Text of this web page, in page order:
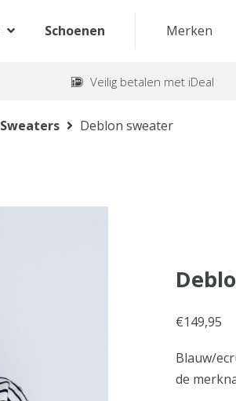
Schoenen Merken
Veilig betalen met iDeal
Sweaters Deblon sweater
€149,95
Blauw/
de